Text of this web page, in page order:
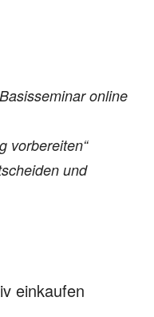
online
vorbereiten“
und
einkaufen